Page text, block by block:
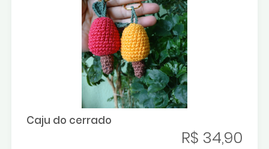
Caju do cerrado
R$ 34,90